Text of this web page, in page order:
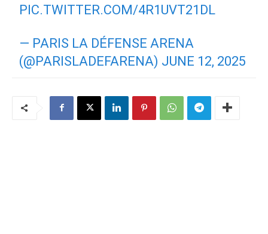
PIC.TWITTER.COM/4R1UVT21DL
— PARIS LA DÉFENSE ARENA
(@PARISLADEFARENA) JUNE 12, 2025